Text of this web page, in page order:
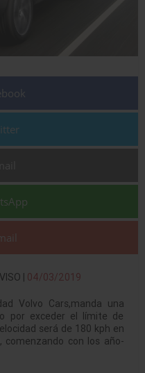
| 04/03/2019
Volvo Cars,manda una
por exceder el límite de
será de 180 kph en
comenzando con los año-